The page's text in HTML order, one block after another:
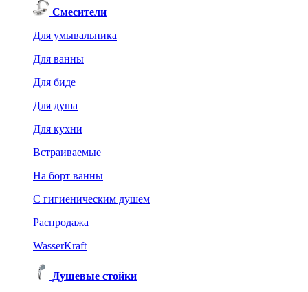
Смесители
Для умывальника
Для ванны
Для биде
Для душа
Для кухни
Встраиваемые
На борт ванны
C гигиеническим душем
Распродажа
WasserKraft
Душевые стойки